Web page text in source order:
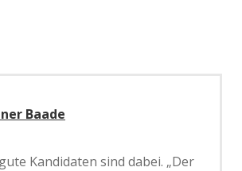
Baade
Kandidaten sind dabei. „Der